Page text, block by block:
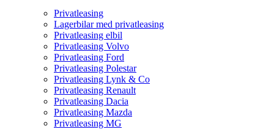
Privatleasing
Lagerbilar med privatleasing
Privatleasing elbil
Privatleasing Volvo
Privatleasing Ford
Privatleasing Polestar
Privatleasing Lynk & Co
Privatleasing Renault
Privatleasing Dacia
Privatleasing Mazda
Privatleasing MG